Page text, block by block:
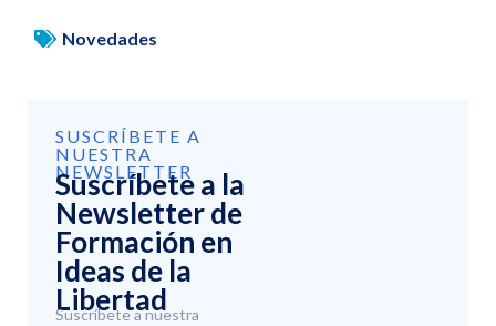
Novedades
SUSCRÍBETE A
NUESTRA
NEWSLETTER
Suscríbete a la
Newsletter de
Formación en
Ideas de la
Libertad
Suscríbete a nuestra